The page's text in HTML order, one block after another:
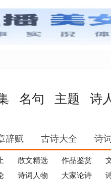
名句 主题 诗
辞赋 古诗大全 诗
散文精选 作品鉴赏
诗词人物 大家论诗